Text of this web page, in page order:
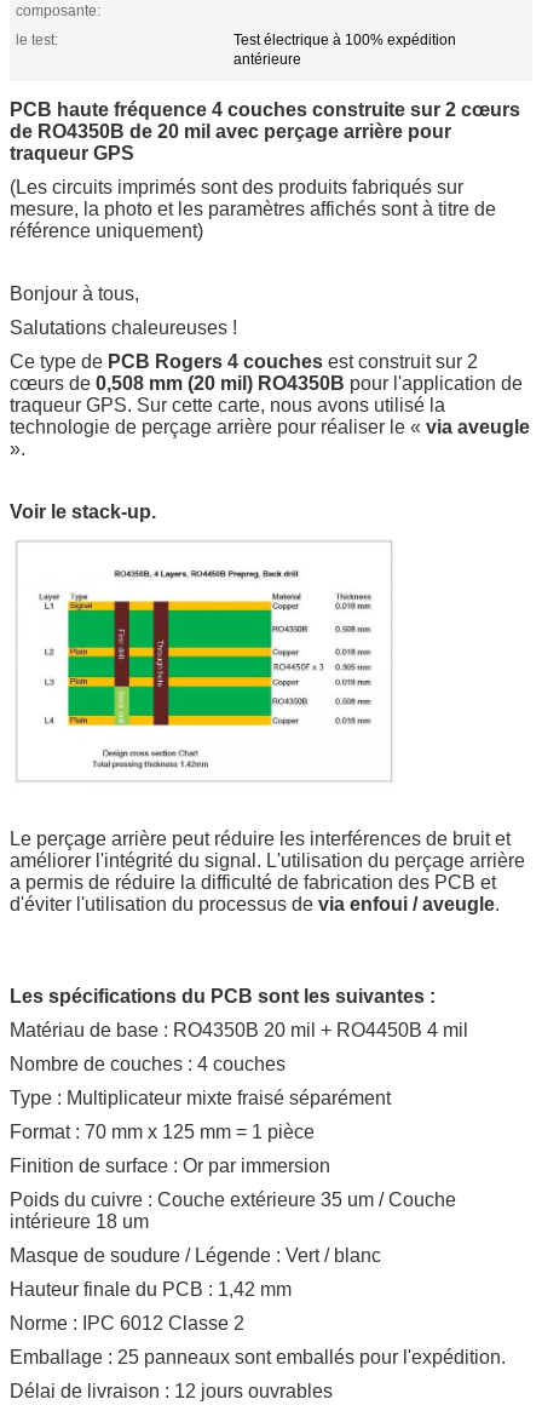
composante:
le test:
Test électrique à 100% expédition
antérieure
PCB haute fréquence 4 couches construite sur 2 cœurs
de RO4350B de 20 mil avec perçage arrière pour
traqueur GPS
(Les circuits imprimés sont des produits fabriqués sur
mesure, la photo et les paramètres affichés sont à titre de
référence uniquement)
Bonjour à tous,
Salutations chaleureuses !
Ce type de PCB Rogers 4 couches est construit sur 2
cœurs de 0,508 mm (20 mil) RO4350B pour l'application de
traqueur GPS. Sur cette carte, nous avons utilisé la
technologie de perçage arrière pour réaliser le « via aveugle
».
Voir le stack-up.
Le perçage arrière peut réduire les interférences de bruit et
améliorer l'intégrité du signal. L'utilisation du perçage arrière
a permis de réduire la difficulté de fabrication des PCB et
d'éviter l'utilisation du processus de via enfoui / aveugle.
Les spécifications du PCB sont les suivantes :
Matériau de base : RO4350B 20 mil + RO4450B 4 mil
Nombre de couches : 4 couches
Type : Multiplicateur mixte fraisé séparément
Format : 70 mm x 125 mm = 1 pièce
Finition de surface : Or par immersion
Poids du cuivre : Couche extérieure 35 um / Couche
intérieure 18 um
Masque de soudure / Légende : Vert / blanc
Hauteur finale du PCB : 1,42 mm
Norme : IPC 6012 Classe 2
Emballage : 25 panneaux sont emballés pour l'expédition.
Délai de livraison : 12 jours ouvrables